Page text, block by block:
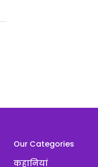
Our Categories
कहानियां